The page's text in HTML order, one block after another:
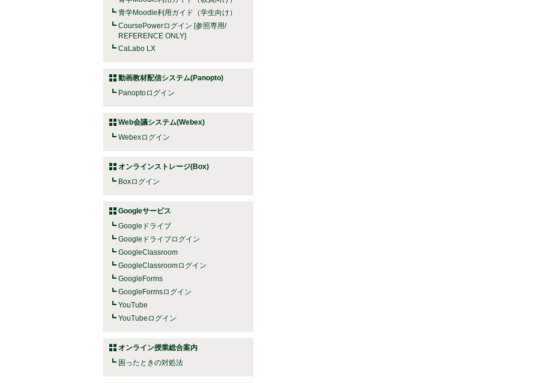
青学Moodle利用ガイド（学生向け）
CoursePowerログイン [参照専用/
REFERENCE ONLY]
CaLabo LX
動画教材配信システム(Panopto)
Panoptoログイン
Web会議システム(Webex)
Webexログイン
オンラインストレージ(Box)
Boxログイン
Googleサービス
Googleドライブ
Googleドライブログイン
GoogleClassroom
GoogleClassroomログイン
GoogleForms
GoogleFormsログイン
YouTube
YouTubeログイン
オンライン授業総合案内
困ったときの対処法